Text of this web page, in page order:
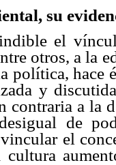
su
el
otros, a la
política, hace
y
contraria a la
de
el